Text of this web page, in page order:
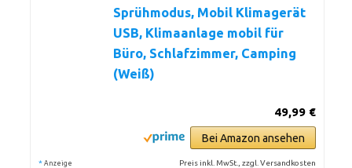
Sprühmodus, Mobil Klimagerät
USB, Klimaanlage mobil für
Büro, Schlafzimmer, Camping
(Weiß)
49,99 €
Bei Amazon ansehen
* Anzeige Preis inkl. MwSt., zzgl. Versandkosten